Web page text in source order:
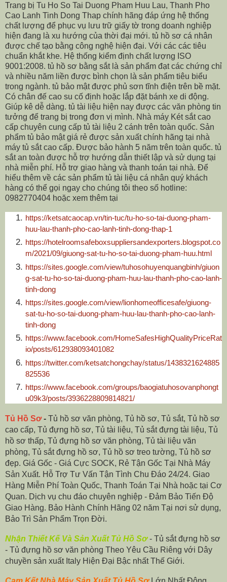
Trang bị Tu Ho So Tai Duong Pham Huu Lau, Thanh Pho
Cao Lanh Tinh Dong Thap chính hãng đáp ứng hệ thống
chất lượng để phục vụ lưu trữ giấy tờ trong doanh nghiệp
hiện đang là xu hướng của thời đại mới. tủ hồ sơ cá nhân
được chế tạo bằng công nghệ hiện đại. Với các các tiêu
chuẩn khắt khe. Hệ thống kiểm định chất lượng ISO
9001:2008. tủ hồ sơ bằng sắt là sản phẩm đạt các chứng chỉ
và nhiều năm liền được bình chọn là sản phẩm tiêu biểu
trong ngành. tủ bảo mật được phủ sơn tĩnh điện trên bề mặt.
Có chân đế cao su cố định hoặc lắp đặt bánh xe di động.
Giúp kê dễ dàng. tủ tài liệu hiện nay được các văn phòng tin
tưởng để trang bị trong đơn vị mình. Nhà máy Két sắt cao
cấp chuyên cung cấp tủ tài liệu 2 cánh trên toàn quốc. Sản
phẩm tủ bảo mật giá rẻ được sản xuất chính hãng tại nhà
máy tủ sắt cao cấp. Được bảo hành 5 năm trên toàn quốc. tủ
sắt an toàn được hỗ trợ hướng dẫn thiết lập và sử dụng tại
nhà miễn phí. Hỗ trợ giao hàng và thanh toán tại nhà. Để
hiểu thêm về các sản phẩm tủ tài liệu cá nhân quý khách
hàng có thể gọi ngay cho chúng tôi theo số hotline:
0982770404 hoặc xem thêm tại
https://ketsatcaocap.vn/tin-tuc/tu-ho-so-tai-duong-pham-
huu-lau-thanh-pho-cao-lanh-tinh-dong-thap-1
https://hotelroomsafeboxsuppliersandexporters.blogspot.co
m/2021/09/giuong-sat-tu-ho-so-tai-duong-pham-huu.html
https://sites.google.com/view/tuhosohuyenquangbinh/giuon
g-sat-tu-ho-so-tai-duong-pham-huu-lau-thanh-pho-cao-lanh-
tinh-dong
https://sites.google.com/view/lionhomeofficesafe/giuong-
sat-tu-ho-so-tai-duong-pham-huu-lau-thanh-pho-cao-lanh-
tinh-dong
https://www.facebook.com/HomeSafesHighQualityPriceRat
io/posts/612938093401082
https://twitter.com/ketsatchongchay/status/1438321624885
825536
https://www.facebook.com/groups/baogiatuhosovanphongt
u09k3/posts/3936228809814821/
Tủ Hồ Sơ- Tủ hồ sơ văn phòng, Tủ hồ sơ, Tủ sắt, Tủ hồ sơ
cao cấp, Tủ đựng hồ sơ, Tủ tài liệu, Tủ sắt đựng tài liệu, Tủ
hồ sơ thấp, Tủ đựng hồ sơ văn phòng, Tủ tài liệu văn
phòng, Tủ sắt đựng hồ sơ, Tủ hồ sơ treo tường, Tủ hồ sơ
đẹp. Giá Gốc - Giá Cực SOCK, Rẻ Tận Gốc Tại Nhà Máy
Sản Xuất. Hỗ Trợ Tư Vấn Tận Tình Chu Đáo 24/24. Giao
Hàng Miễn Phí Toàn Quốc, Thanh Toán Tại Nhà hoặc tại Cơ
Quan. Dịch vụ chu đáo chuyên nghiệp - Đảm Bảo Tiến Độ
Giao Hàng. Bảo Hành Chính Hãng 02 năm Tại nơi sử dụng,
Bảo Trì Sản Phẩm Trọn Đời.
Nhận Thiết Kế Và Sản Xuất Tủ Hồ Sơ- Tủ sắt đựng hồ sơ
- Tủ đựng hồ sơ văn phòng Theo Yêu Cầu Riêng với Dây
chuyền sản xuất Italy Hiện Đại Bậc nhất Thế Giới.